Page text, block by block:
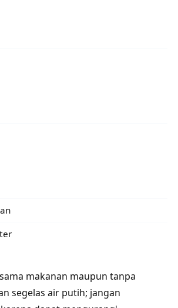
makanan maupun tanpa
segelas air putih; jangan